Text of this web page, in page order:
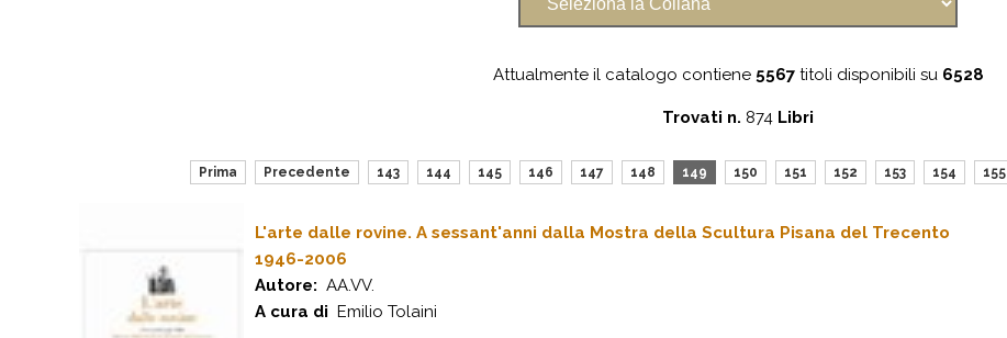
Attualmente il catalogo contiene 5567titoli disponibili su 6528
Trovati n. 874 Libri
Prima Precedente 143 144 145 146 147 148 149 150 151 152 153 154 155
L'arte dalle rovine. A sessant'anni dalla Mostra della Scultura Pisana del Trecento
1946-2006
Autore: AA.VV.
A cura di Emilio Tolaini